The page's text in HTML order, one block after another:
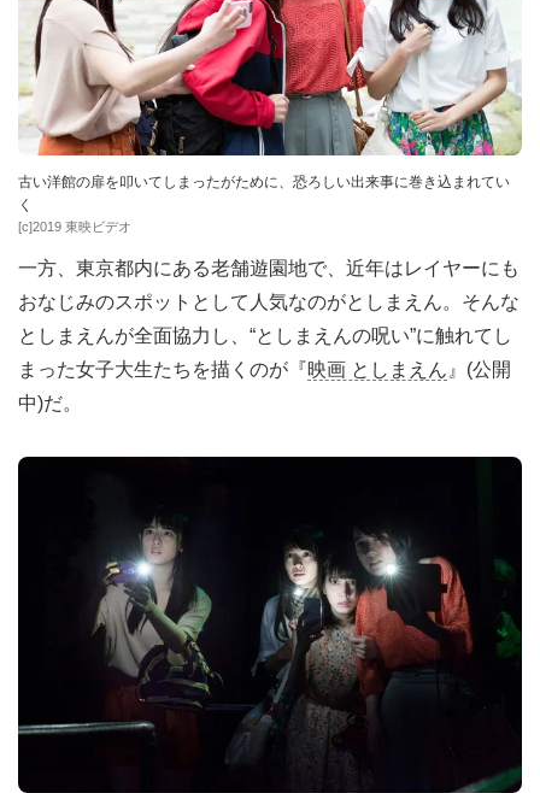
古い洋館の扉を叩いてしまったがために、恐ろしい出来事に巻き込まれてい
く
[c]2019 東映ビデオ
一方、東京都内にある老舗遊園地で、近年はレイヤーにも
おなじみのスポットとして人気なのがとしまえん。そんな
としまえんが全面協力し、“としまえんの呪い”に触れてし
まった女子大生たちを描くのが『映画 としまえん 』(公開
中)だ。